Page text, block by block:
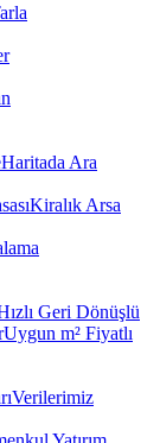
Haritada Ara
Kiralık Arsa
Geri Dönüşlü
Uygun m² Fiyatlı
Verilerimiz